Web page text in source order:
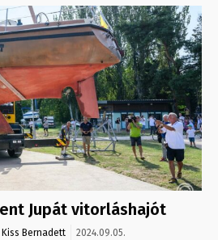
Jupát vitorláshajót
Kiss Bernadett 2024.09.05.